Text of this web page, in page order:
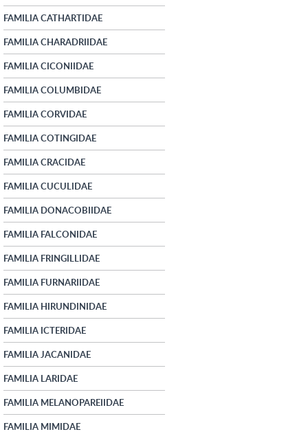
FAMILIA CATHARTIDAE
FAMILIA CHARADRIIDAE
FAMILIA CICONIIDAE
FAMILIA COLUMBIDAE
FAMILIA CORVIDAE
FAMILIA COTINGIDAE
FAMILIA CRACIDAE
FAMILIA CUCULIDAE
FAMILIA DONACOBIIDAE
FAMILIA FALCONIDAE
FAMILIA FRINGILLIDAE
FAMILIA FURNARIIDAE
FAMILIA HIRUNDINIDAE
FAMILIA ICTERIDAE
FAMILIA JACANIDAE
FAMILIA LARIDAE
FAMILIA MELANOPAREIIDAE
FAMILIA MIMIDAE